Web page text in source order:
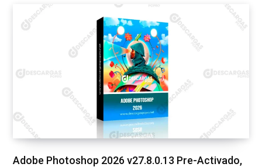
Adobe Photoshop 2026 v27.8.0.13 Pre-Activado,